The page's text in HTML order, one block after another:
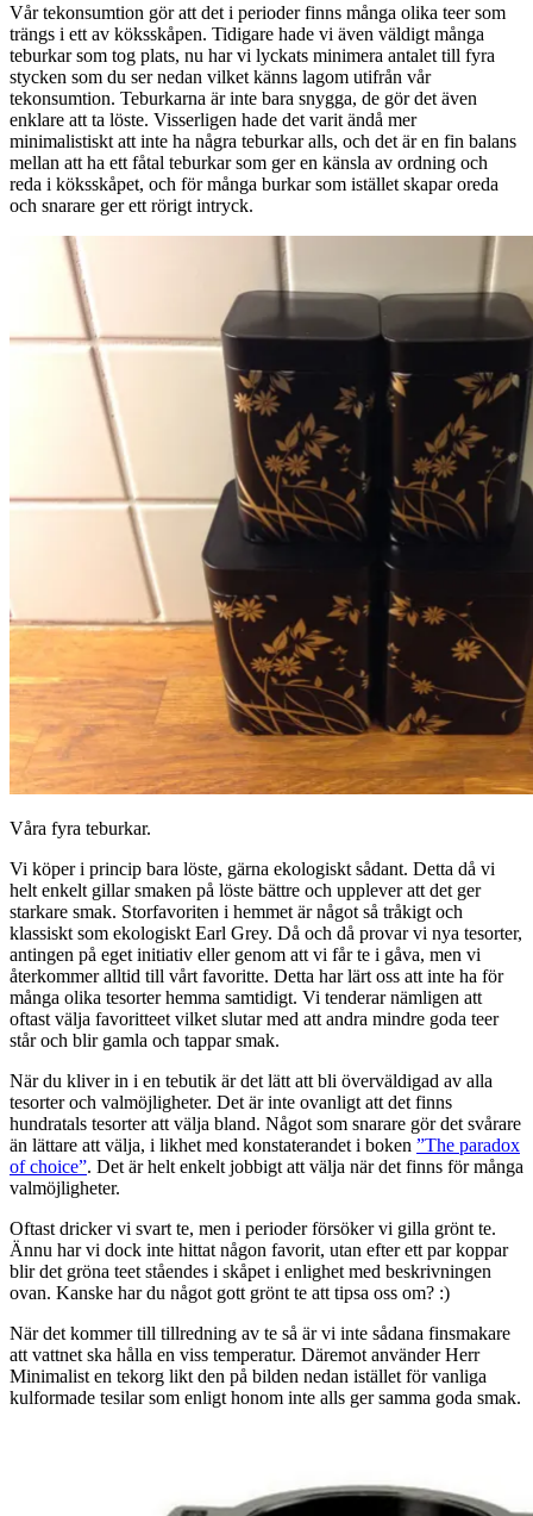
Vår tekonsumtion gör att det i perioder finns många olika teer som
trängs i ett av köksskåpen. Tidigare hade vi även väldigt många
teburkar som tog plats, nu har vi lyckats minimera antalet till fyra
stycken som du ser nedan vilket känns lagom utifrån vår
tekonsumtion. Teburkarna är inte bara snygga, de gör det även
enklare att ta löste. Visserligen hade det varit ändå mer
minimalistiskt att inte ha några teburkar alls, och det är en fin balans
mellan att ha ett fåtal teburkar som ger en känsla av ordning och
reda i köksskåpet, och för många burkar som istället skapar oreda
och snarare ger ett rörigt intryck.
Våra fyra teburkar.
Vi köper i princip bara löste, gärna ekologiskt sådant. Detta då vi
helt enkelt gillar smaken på löste bättre och upplever att det ger
starkare smak. Storfavoriten i hemmet är något så tråkigt och
klassiskt som ekologiskt Earl Grey. Då och då provar vi nya tesorter,
antingen på eget initiativ eller genom att vi får te i gåva, men vi
återkommer alltid till vårt favoritte. Detta har lärt oss att inte ha för
många olika tesorter hemma samtidigt. Vi tenderar nämligen att
oftast välja favoritteet vilket slutar med att andra mindre goda teer
står och blir gamla och tappar smak.
När du kliver in i en tebutik är det lätt att bli överväldigad av alla
tesorter och valmöjligheter. Det är inte ovanligt att det finns
hundratals tesorter att välja bland. Något som snarare gör det svårare
än lättare att välja, i likhet med konstaterandet i boken ”The paradox
of choice”. Det är helt enkelt jobbigt att välja när det finns för många
valmöjligheter.
Oftast dricker vi svart te, men i perioder försöker vi gilla grönt te.
Ännu har vi dock inte hittat någon favorit, utan efter ett par koppar
blir det gröna teet ståendes i skåpet i enlighet med beskrivningen
ovan. Kanske har du något gott grönt te att tipsa oss om? :)
När det kommer till tillredning av te så är vi inte sådana finsmakare
att vattnet ska hålla en viss temperatur. Däremot använder Herr
Minimalist en tekorg likt den på bilden nedan istället för vanliga
kulformade tesilar som enligt honom inte alls ger samma goda smak.